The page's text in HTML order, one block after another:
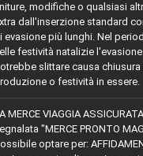
modifiche o qualsiasi
dall'inserzione standard
evasione più lunghi. Nel
festività natalizie
slittare causa
o festività in essere.
MERCE VIAGGIA
"MERCE PRONTO
optare per: